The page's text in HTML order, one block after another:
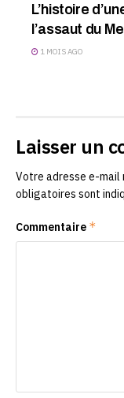
L’histoire
l’assaut du
1 MOIS AGO
Laisser un
Votre adresse e-mail
obligatoires sont
Commentaire *